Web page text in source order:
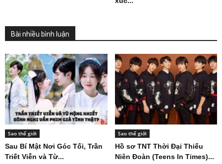
Bài nhiều bình luận
Sao thế giới
Sau Bí Mật Nơi Góc Tối, Trần
Triết Viễn và Từ...
Sao thế giới
Hồ sơ TNT Thời Đại Thiếu
Niên Đoàn (Teens In Times)...